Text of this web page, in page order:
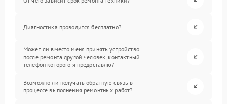
Диагностика проводится бесплатно?
Может ли вместо меня принять устройство
после ремонта другой человек, контактный
телефон которого я предоставлю?
Возможно ли получать обратную связь в
процессе выполнения ремонтных работ?